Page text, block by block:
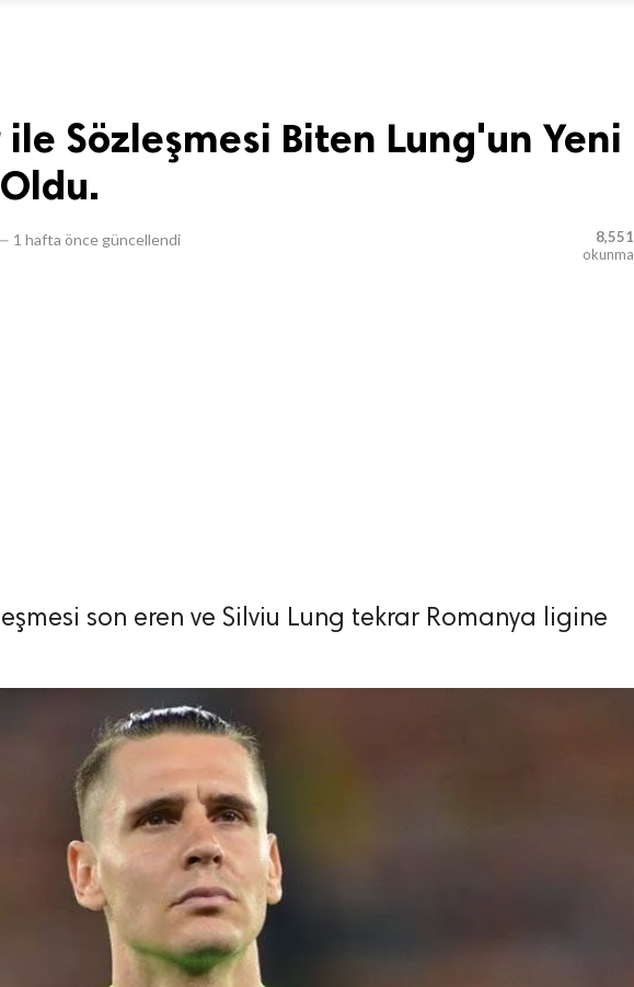
Sözleşmesi Biten Lung'un Yeni
1 hafta önce güncellendi
8,551
okunma
son eren ve Silviu Lung tekrar Romanya ligine